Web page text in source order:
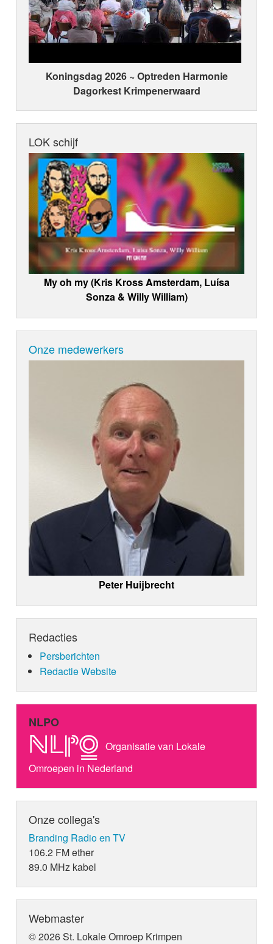
Koningsdag 2026 ~ Optreden Harmonie
Dagorkest Krimpenerwaard
LOK schijf
My oh my (Kris Kross Amsterdam, Luísa
Sonza & Willy William)
Onze medewerkers
Peter Huijbrecht
Redacties
Persberichten
Redactie Website
NLPO
Organisatie van Lokale
Omroepen in Nederland
Onze collega's
Branding Radio en TV
106.2 FM ether
89.0 MHz kabel
Webmaster
© 2026 St. Lokale Omroep Krimpen